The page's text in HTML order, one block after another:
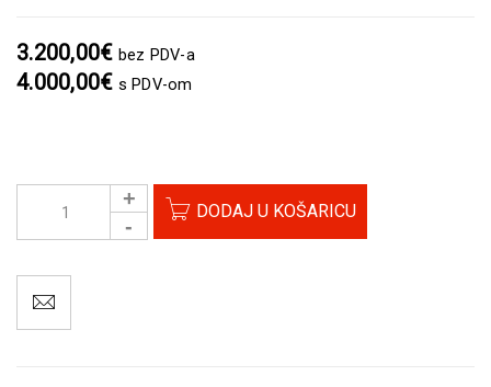
3.200,00€ bez PDV-a
4.000,00€ s PDV-om
DODAJ U KOŠARICU